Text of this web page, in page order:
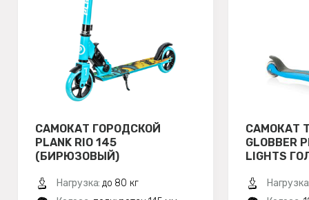
САМОКАТ ГОРОДСКОЙ
PLANK RIO 145
(БИРЮЗОВЫЙ)
Нагрузка: до 80 кг
САМОКАТ
GLOBBER
LIGHTS